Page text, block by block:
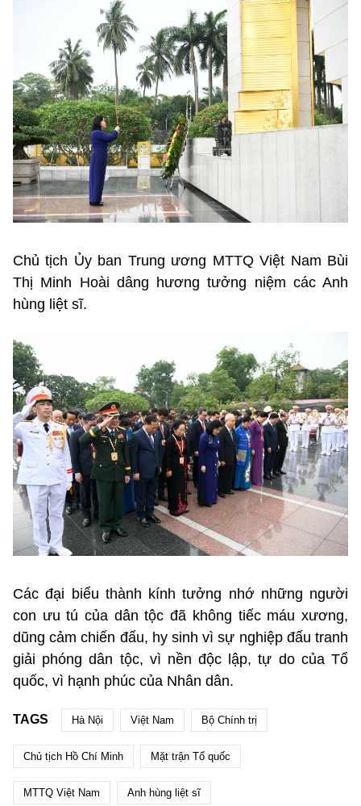
Chủ tịch Ủy ban Trung ương MTTQ Việt Nam Bùi
Thị Minh Hoài dâng hương tưởng niệm các Anh
hùng liệt sĩ.
Các đại biểu thành kính tưởng nhớ những người
con ưu tú của dân tộc đã không tiếc máu xương,
dũng cảm chiến đấu, hy sinh vì sự nghiệp đấu tranh
giải phóng dân tộc, vì nền độc lập, tự do của Tổ
quốc, vì hạnh phúc của Nhân dân.
TAGS Hà Nội Việt Nam Bộ Chính trị
Chủ tịch Hồ Chí Minh Mặt trận Tổ quốc
MTTQ Việt Nam Anh hùng liệt sĩ